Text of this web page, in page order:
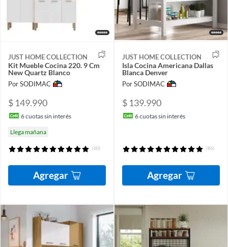
JUST HOME COLLECTION
Kit Mueble Cocina 220. 9 Cm
New Quartz Blanco
Por SODIMAC
$ 149.990
6cuotas sin interés
Llega mañana
(60)
Agregar
JUST HOME COLLECTION
Isla Cocina Americana Dallas
Blanca Denver
Por SODIMAC
$ 139.990
6cuotas sin interés
(86)
Agregar